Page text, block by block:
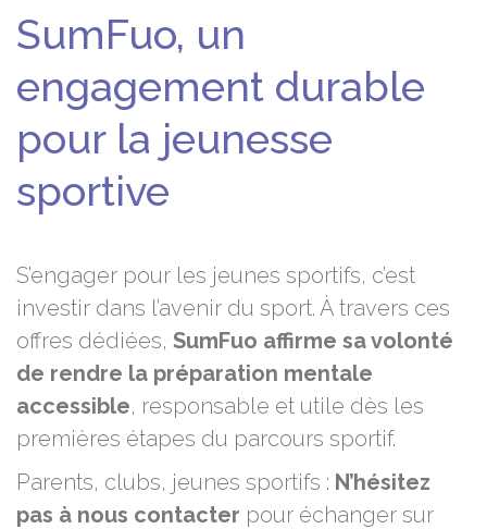
SumFuo, un
engagement durable
pour la jeunesse
sportive
S’engager pour les jeunes sportifs, c’est
investir dans l’avenir du sport. À travers ces
offres dédiées, SumFuo affirme sa volonté
de rendre la préparation mentale
accessible, responsable et utile dès les
premières étapes du parcours sportif.
Parents, clubs, jeunes sportifs : N’hésitez
pas à nous contacter pour échanger sur